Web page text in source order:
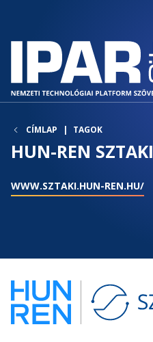
CÍMLAP TAGOK
HUN-REN SZTAKI
WWW.SZTAKI.HUN-REN.HU/